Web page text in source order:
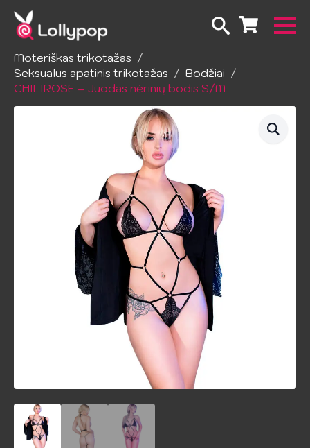
Pradžia
Apatinis trikotažas
Moteriškas trikotažas
Seksualus apatinis trikotažas
Bodžiai
CHILIROSE – Juodas nėrinių bodis S/M